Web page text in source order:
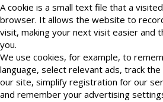
A cookie is a small text file that a
browser. It allows the website to
visit, making your next visit easier and
you.
We use cookies, for example, to
language, select relevant ads, track
our site, simplify registration for our
and remember your advertising